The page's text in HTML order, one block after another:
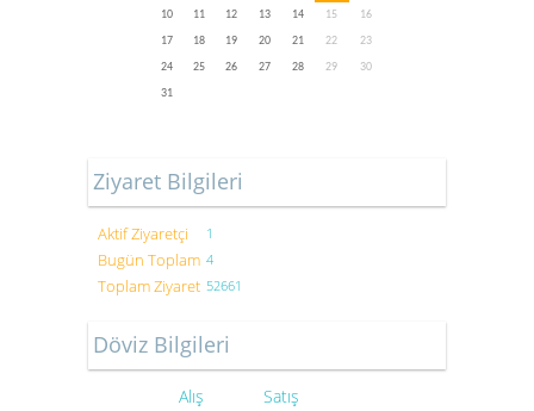
10
11 12 13 14 15
16
17
18 19 20 21 22
23
24
25 26 27 28 29
30
31
Ziyaret Bilgileri
Aktif Ziyaretçi 1
Bugün Toplam 4
Toplam Ziyaret 52661
Döviz Bilgileri
Alış Satış